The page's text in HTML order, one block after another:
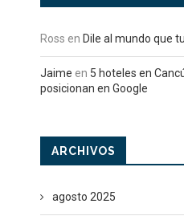
Ross en Dile al mundo que
Jaime en 5 hoteles en
posicionan en Google
ARCHIVOS
agosto 2025